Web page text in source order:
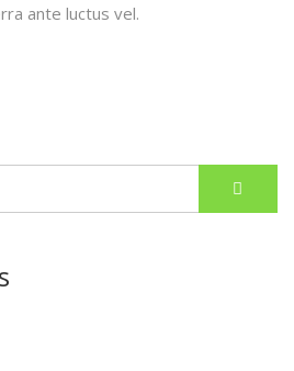
ante luctus vel.